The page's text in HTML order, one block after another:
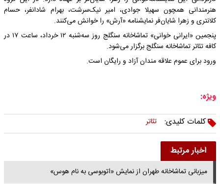
هنرمندانی همچون سهیلا جوادی، امیر نیک‌سرشت، بهرام شادانفر، حسام
کلانتری و زهرا شایان‌فر نمایشنامه «آرش» را خوانش می‌کنند.
پنجمین «ایرانی خوانی» تماشاخانه سنگلج روز سه‌شنبه ۱۲ خرداد، ساعت ۱۷ در
کافه تئاتر تماشاخانه سنگلج برگزار می‌شود.
ورود برای عموم علاقه مندان آزاد و رایگان است.
ویژه:
کلمات کلیدی:
تئاتر
اخبار مرتبط
میزبانی تماشاخانه طهران از نمایش «اتوبوسی به نام هوس»